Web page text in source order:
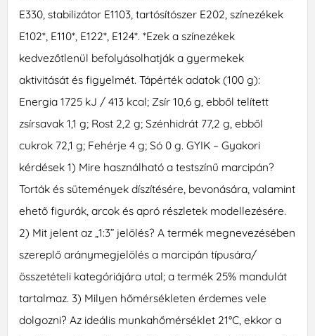
E330, stabilizátor E1103, tartósítószer E202, színezékek
E102*, E110*, E122*, E124*. *Ezek a színezékek
kedvezőtlenül befolyásolhatják a gyermekek
aktivitását és figyelmét. Tápérték adatok (100 g):
Energia 1725 kJ / 413 kcal; Zsír 10,6 g, ebből telített
zsírsavak 1,1 g; Rost 2,2 g; Szénhidrát 77,2 g, ebből
cukrok 72,1 g; Fehérje 4 g; Só 0 g. GYIK – Gyakori
kérdések 1) Mire használható a testszínű marcipán?
Torták és sütemények díszítésére, bevonására, valamint
ehető figurák, arcok és apró részletek modellezésére.
2) Mit jelent az „1:3” jelölés? A termék megnevezésében
szereplő aránymegjelölés a marcipán típusára/
összetételi kategóriájára utal; a termék 25% mandulát
tartalmaz. 3) Milyen hőmérsékleten érdemes vele
dolgozni? Az ideális munkahőmérséklet 21°C, ekkor a